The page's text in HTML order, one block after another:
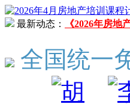
最新动态：
《2026年房地
全国统一